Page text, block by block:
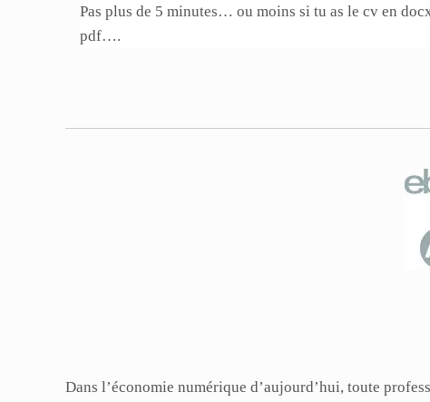
Pas plus de 5 minutes… ou moins si tu as le cv en
pdf….
Dans l’économie numérique d’aujourd’hui, toute